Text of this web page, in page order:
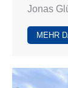
Jonas
MEHR